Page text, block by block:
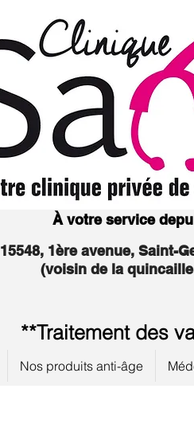
À votre service
15548, 1ère avenue, Saint-
(voisin de la
**Traitement des
Nos produits anti-âge